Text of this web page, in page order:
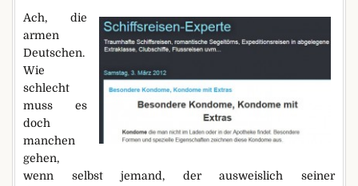
Ach, die
armen
Deutschen.
Wie
schlecht
muss es
doch
manchen
gehen,
wenn selbst jemand, der ausweislich seiner